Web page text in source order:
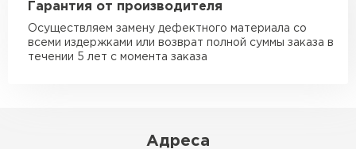
Манипулятор до 10 тн
макс. длина груза 10 м
Манипулятор до 15 тн
Гарантия от производителя
Осуществляем замену дефектного материала со
всеми издержками или возврат полной суммы заказа в
течении 5 лет с момента заказа
Адреса